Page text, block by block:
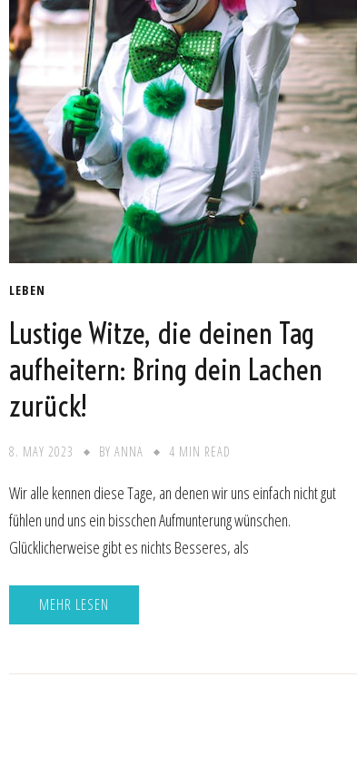
LEBEN
Lustige Witze, die deinen Tag
aufheitern: Bring dein Lachen
zurück!
8. MAY 2023 BYANNA 4 MIN READ
Wir alle kennen diese Tage, an denen wir uns einfach nicht gut
fühlen und uns ein bisschen Aufmunterung wünschen.
Glücklicherweise gibt es nichts Besseres, als
MEHR LESEN